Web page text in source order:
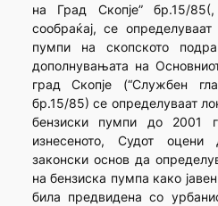
на Град Скопје” бр.15/
сообраќај, се
пумпи на скопското
дополнувањата на
град Скопје (“Службен
бр.15/85) се определуваат
бензиски пумпи до 2001
изнесеното, Судот
законски основ да
на бензиска пумпа како
била предвидена со